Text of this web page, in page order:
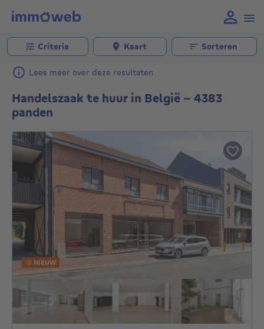
Criteria Kaart Sorteren
Lees meer over deze resultaten
Handelszaak te huur in België - 4383
panden
NIEUW